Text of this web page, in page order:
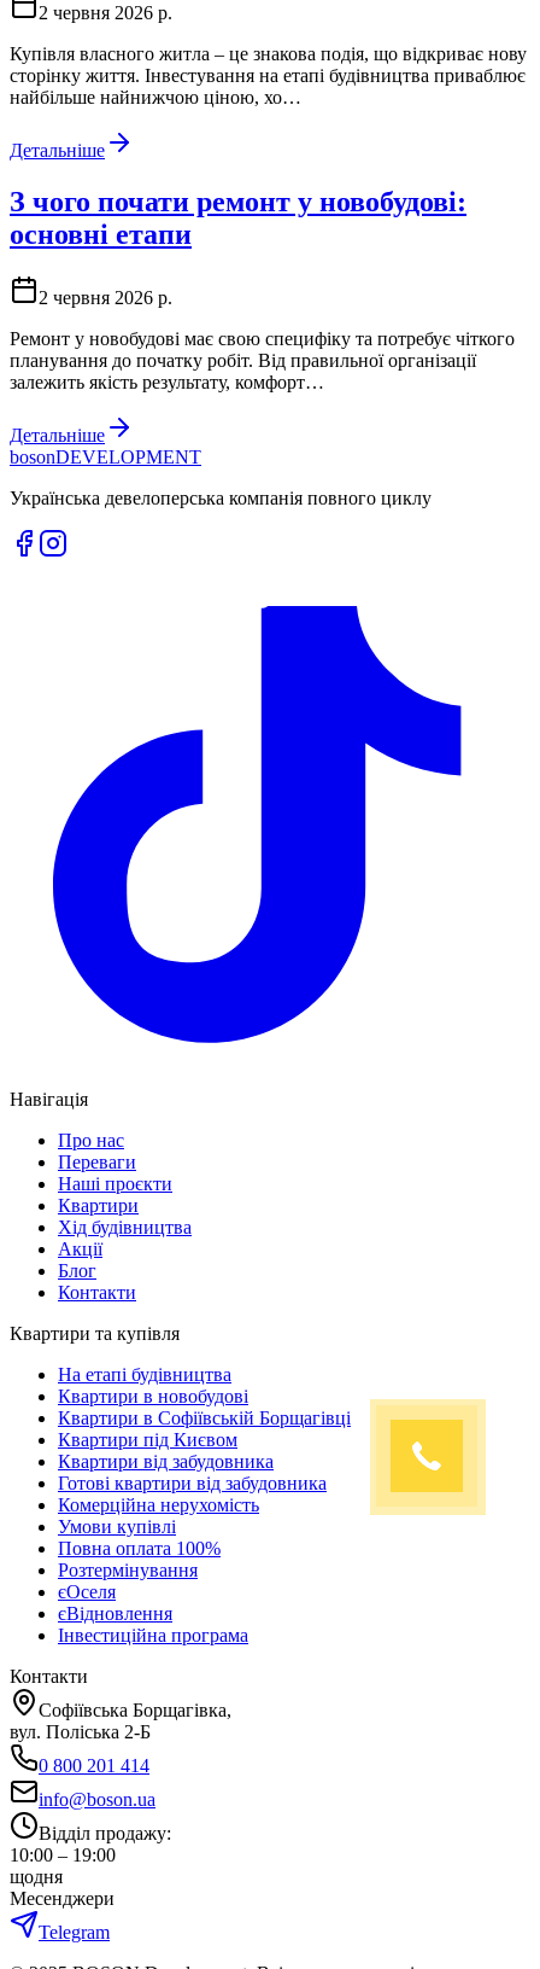
2 червня 2026 р.
Купівля власного житла – це знакова подія, що відкриває нову
сторінку життя. Інвестування на етапі будівництва приваблює
найбільше найнижчою ціною, хо…
Детальніше
З чого почати ремонт у новобудові:
основні етапи
2 червня 2026 р.
Ремонт у новобудові має свою специфіку та потребує чіткого
планування до початку робіт. Від правильної організації
залежить якість результату, комфорт…
Детальніше
bosonDEVELOPMENT
Українська девелоперська компанія повного циклу
Навігація
Про нас
Переваги
Наші проєкти
Квартири
Хід будівництва
Акції
Блог
Контакти
Квартири та купівля
На етапі будівництва
Квартири в новобудові
Квартири в Софіївській Борщагівці
Квартири під Києвом
Квартири від забудовника
Готові квартири від забудовника
Комерційна нерухомість
Умови купівлі
Повна оплата 100%
Розтермінування
єОселя
єВідновлення
Інвестиційна програма
Контакти
Софіївська Борщагівка,
вул. Поліська 2-Б
0 800 201 414
info@boson.ua
Відділ продажу:
10:00 – 19:00
щодня
Месенджери
Telegram